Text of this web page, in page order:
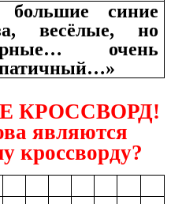
синие
весёлые, но
очень
КРОССВОРД!
являются
кроссворду?